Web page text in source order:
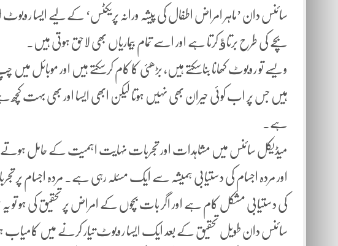
سائنس دان ’ماہر امراض اطفال کی پیشہ ورانہ پریکٹس‘ کے لیے ایسا روبوٹ
بچے کی طرح برتاﺅ کرتا ہے اور اسے تمام بیماریاں بھی لاحق ہوتی ہیں۔
ویسے تو روبوٹ کھانا بناسکتے ہیں، بڑھئی کا کام کرسکتے ہیں اور موبائل
ہیں جس پر اب کوئی حیران بھی نہیں ہوتا لیکن ابھی ایسا اور بھی بہت کچھ
ہے۔
میڈیکل سائنس میں مشاہدات اور تجربات نہایت اہمیت کے حامل ہوتے
اور مردہ اجسام کی دستیابی ہمیشہ سے ایک مسئلہ رہی ہے۔ مردہ اجسام پر
کی دستیابی مشکل کام ہے اور اگر بات بچوں کے امراض پر تحقیق کی ہو تو یہ
سائنس دان طویل تحقیق کے بعد ایک ایسا روبوٹ تیار کرنے میں کامیاب